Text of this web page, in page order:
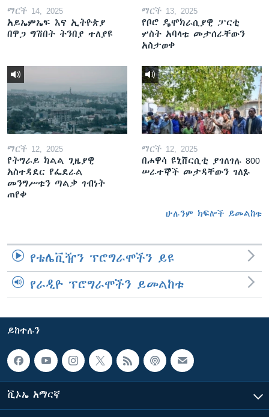
ማርች 14, 2025
አይኤምኤፍ እና ኢትዮጵያ
በዋጋ ግሽበት ትንበያ ተለያዩ
ማርች 13, 2025
የቦሮ ዴሞክራሲያዊ ፓርቲ
ሦስት አባላቱ መታሰራቸውን
አስታወቀ
ማርች 12, 2025
የትግራይ ክልል ጊዜያዊ
አስተዳደር የፌደራል
መንግሥቱን ጣልቃ ገብነት
ጠየቀ
ማርች 12, 2025
በሐዋሳ ዩኒቨርሲቲ ያገለገሉ 800
ሠራተኞች መታዳቸውን ገለጹ
ሁሉንም ክፍሎች ይመልከቱ
የቴሌቪዥን ፕሮግራሞችን ይዩ
የራዲዮ ፕሮግራሞችን ይመልከቱ
ይከተሉን
ቪኦኤ አማርኛ